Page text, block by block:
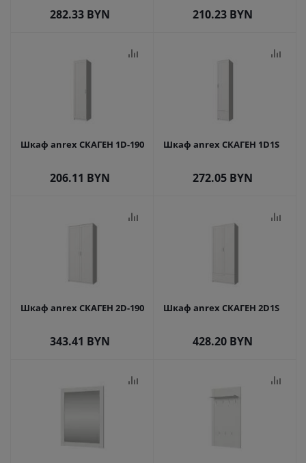
282.33 BYN 210.23 BYN
Шкаф anrex СКАГЕН 1D-190
206.11 BYN
Шкаф anrex СКАГЕН 1D1S
272.05 BYN
Шкаф anrex СКАГЕН 2D-190
343.41 BYN
Шкаф anrex СКАГЕН 2D1S
428.20 BYN